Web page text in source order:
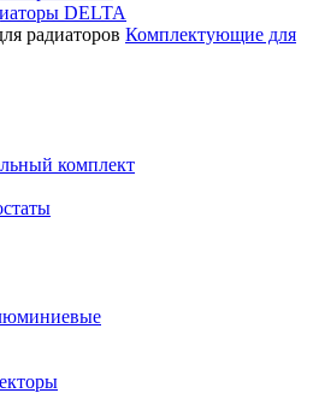
DELTA
Комплектующие для
комплект